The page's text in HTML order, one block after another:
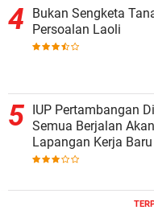
Bukan Sengketa
Persoalan Laoli
IUP Pertambangan
Semua Berjalan
Lapangan Kerja
Pendapatan Daerah